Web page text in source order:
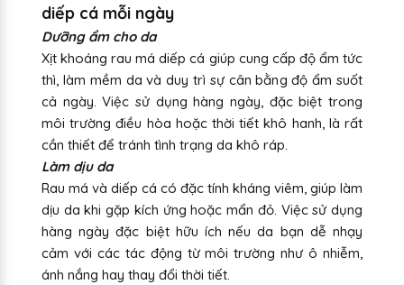
diếp cá mỗi ngày
Dưỡng ẩm cho da
Xịt khoáng rau má diếp cá giúp cung cấp độ ẩm tức
thì, làm mềm da và duy trì sự cân bằng độ ẩm suốt
cả ngày. Việc sử dụng hàng ngày, đặc biệt trong
môi trường điều hòa hoặc thời tiết khô hanh, là rất
cần thiết để tránh tình trạng da khô ráp.
Làm dịu da
Rau má và diếp cá có đặc tính kháng viêm, giúp làm
dịu da khi gặp kích ứng hoặc mẩn đỏ. Việc sử dụng
hàng ngày đặc biệt hữu ích nếu da bạn dễ nhạy
cảm với các tác động từ môi trường như ô nhiễm,
ánh nắng hay thay đổi thời tiết.